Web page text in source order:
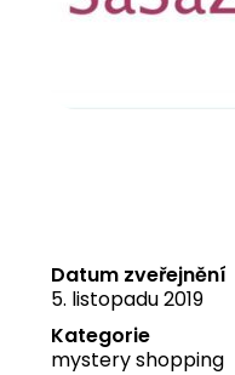
Datum zveřejnění
5. listopadu 2019
Kategorie
mystery shopping